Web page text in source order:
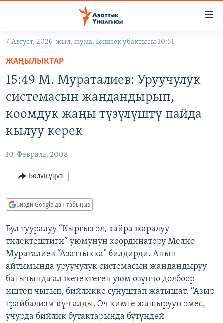
Навигацияга
өтүңүз
салыңыз
БҮГҮН АЗАТТЫКТА
ЭКСПЕРТТЕР ТАЛДАЙТ
БИЗ ЖАНА ДҮЙНӨ
ЭЖЕ-СИҢДИЛЕР
АЗАТТЫК+
ЫҢГАЙСЫЗ СУРООЛОР
ПОДКАСТ
ӨЗГӨЧӨ ПИКИР
Русский
ОНЛАЙН ШЕРИНЕ
ЭЕ/АРнун бардык сайттары
7-Август, 2026-жыл, жума, Бишкек убактысы 10:51
ЖАҢЫЛЫКТАР
15:49 М. Мураталиев: Уруучулук
системасын жандандырып,
коомдук жаңы түзүлүштү пайда
кылуу керек
10-Февраль, 2008
Бөлүшүңүз
Бизди Google'дан табыңыз
Бул тууралуу “Кыргыз эл, кайра жаралуу
тилектештиги” уюмунун координатору Мелис
Мураталиев “Азаттыкка” билдирди. Анын
айтымында уруучулук системасын жандандыруу
багытында ал жетектеген уюм өзүнчө долбоор
иштеп чыгып, бийликке сунуштап жатышат. “Азыр
трайбализм күч алды. Эч кимге жашыруун эмес,
учурда бийлик бутактарында бүтүндөй